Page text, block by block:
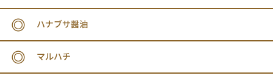
ハナブサ醤油
マルハチ